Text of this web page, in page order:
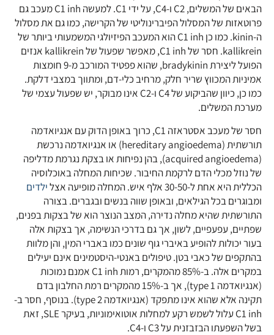
הבאים של המשלים, C2 ו-C4, על ידי C1. למעשה C1 inh מעכב גם
פרוטאזות של המסלול הפיברינוליטי של הקרישה, כמו גם את מסלול
ה-kinin. כמו כן C1 inh הוא המעכב הפיזיולגי המשמעותי ביותר של
kallikrein. חסר של C1 inh, מאפשר שפעול של kallikrein אנזים
הפועל ליצירת bradykinin, שהוא פפטיד המורכב מ-9 חומצות
אמיניות המכווץ שריר חלק, מרחיב כלי-דם, ומתווך במצבי דלקת.
כמו כן, כיוון שהביקוע של C4 ו-C2 אינו מבוקר, יש שפעול עצמי של
מערכת המשלים.
חסר של מעכב אסטראזה C1, כרוך באופן הדוק עם אנגיואדמה
תורשתית (hereditary angioedema) או אנגיואדמה נרכשת
(acquired angioedema), בהן נפיחות או בצקת נגרמת מדליפה
של נוזל מכלי הדם לרקמת החיבור. שכיחות המחלה באוכלוסיה
הכללית היא אחת ל-30-50 אלף איש. המחלה מופיעה אצל
ילדים
ומבוגרים בכל הגילאים, ובאופן שווה בנשים ובגברים. בצורה
התורשתית שהיא מחלה נדירה, המצב הנוצר הוא של בצקות בפנים,
שפתיים, עפעפיים, לשון, אך גם בדרכי הנשימה, אך בצקות אלה
בעור יכולות להופיע באיברי גוף שונים כמו באברי המין, והן מלוות
בהתקפים של כאבי בטן. טיפולים באנטי-היסטמינים אינם יעילים
במקרים אלה. ב-85% מהמקרים, רמות C1 inh אמנם נמוכות
(אנגיואדמה type 1), אך ב-15% מהמקרים רמת החלבון בדם
תקינה אלא שהוא אינו מתפקד (אנגיואדמה type 2). בנוסף, חסר ב-
C1 inh עלול לשמש רקע למחלות אוטואימוניות, בעיקר SLE, זאת
בשל השפעתו הבזבזנית על C3 ו-C4.